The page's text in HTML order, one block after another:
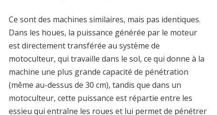
Ce sont des machines similaires, mais pas identiques.
Dans les houes, la puissance générée par le moteur
est directement transférée au système de
motoculteur, qui travaille dans le sol, ce qui donne à la
machine une plus grande capacité de pénétration
(même au-dessus de 30 cm), tandis que dans un
motoculteur, cette puissance est répartie entre les
essieu qui entraîne les roues et lui permet de pénétrer